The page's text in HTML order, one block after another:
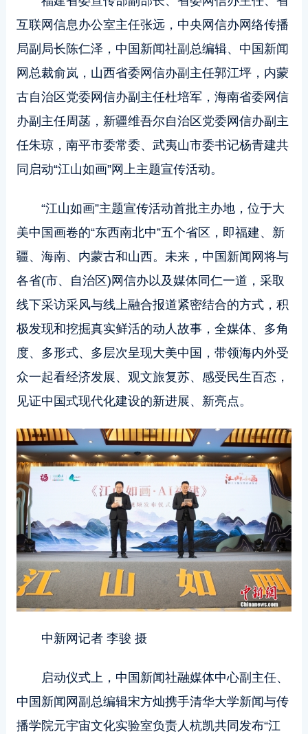
互联网信息办公室主任张远，中央网信办网络传播
局副局长陈仁泽，中国新闻社副总编辑、中国新闻
网总裁俞岚，山西省委网信办副主任郭江坪，内蒙
古自治区党委网信办副主任杜培军，海南省委网信
办副主任周菡，新疆维吾尔自治区党委网信办副主
任朱琼，南平市委常委、武夷山市委书记杨青建共
同启动“江山如画”网上主题宣传活动。
“江山如画”主题宣传活动首批主办地，位于大
美中国画卷的“东西南北中”五个省区，即福建、新
疆、海南、内蒙古和山西。未来，中国新闻网将与
各省(市、自治区)网信办以及媒体同仁一道，采取
线下采访采风与线上融合报道紧密结合的方式，积
极发现和挖掘真实鲜活的动人故事，全媒体、多角
度、多形式、多层次呈现大美中国，带领海内外受
众一起看经济发展、观文旅复苏、感受民生百态，
见证中国式现代化建设的新进展、新亮点。
中新网记者 李骏 摄
启动仪式上，中国新闻社融媒体中心副主任、
中国新闻网副总编辑宋方灿携手清华大学新闻与传
播学院元宇宙文化实验室负责人杭凯共同发布“江